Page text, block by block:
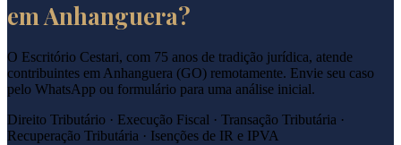
em Anhanguera?
O Escritório Cestari, com 75 anos de tradição jurídica, atende
contribuintes em Anhanguera (GO) remotamente. Envie seu caso
pelo WhatsApp ou formulário para uma análise inicial.
Direito Tributário · Execução Fiscal · Transação Tributária ·
Recuperação Tributária · Isenções de IR e IPVA